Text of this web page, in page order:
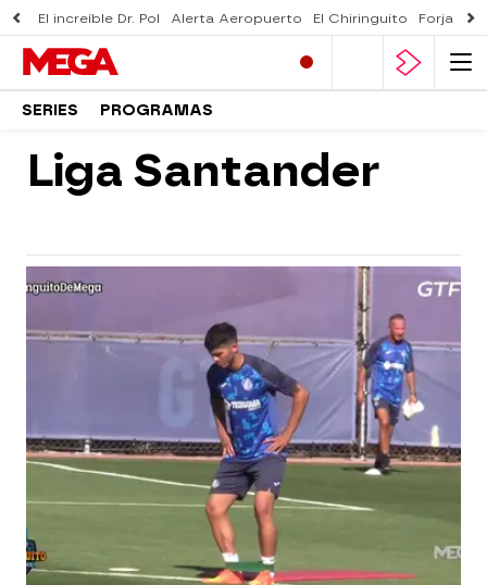
El increíble Dr. Pol Alerta Aeropuerto El Chiringuito Forjado
SERIES PROGRAMAS
Liga Santander